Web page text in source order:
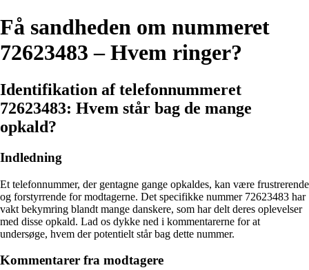
Få sandheden om nummeret
72623483 – Hvem ringer?
Identifikation af telefonnummeret
72623483: Hvem står bag de mange
opkald?
Indledning
Et telefonnummer, der gentagne gange opkaldes, kan være frustrerende
og forstyrrende for modtagerne. Det specifikke nummer 72623483 har
vakt bekymring blandt mange danskere, som har delt deres oplevelser
med disse opkald. Lad os dykke ned i kommentarerne for at
undersøge, hvem der potentielt står bag dette nummer.
Kommentarer fra modtagere